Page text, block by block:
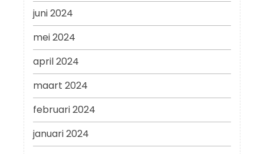
juni 2024
mei 2024
april 2024
maart 2024
februari 2024
januari 2024